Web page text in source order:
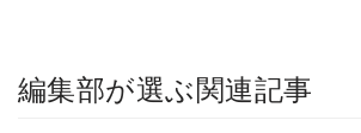
編集部が選ぶ関連記事